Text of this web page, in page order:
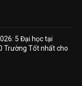
5 Đại học tại
Trường Tốt nhất cho